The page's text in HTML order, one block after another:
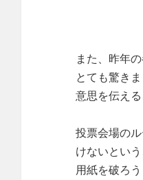
また、昨年
とても驚き
意思を伝え
投票会場の
けないとい
用紙を破ろ